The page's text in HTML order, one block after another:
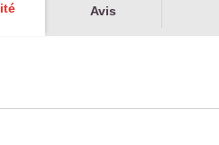
Avis